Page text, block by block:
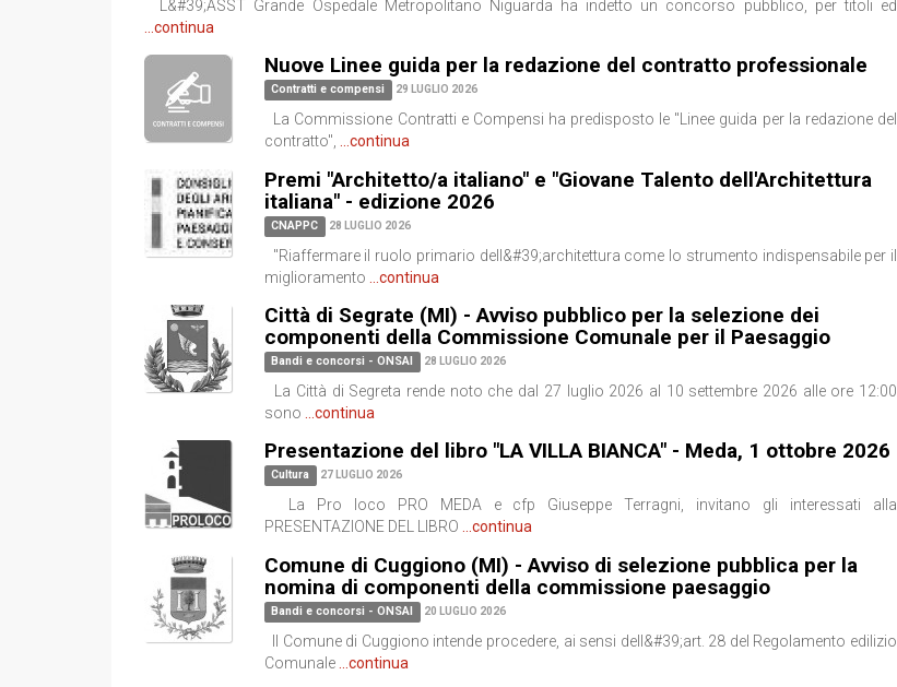
L&#39;ASST Grande Ospedale Metropolitano Niguarda ha indetto un concorso pubblico, per titoli ed
...continua
Nuove Linee guida per la redazione del contratto professionale
Contratti e compensi 29 LUGLIO 2026
La Commissione Contratti e Compensi ha predisposto le "Linee guida per la redazione del
contratto", ...continua
Premi "Architetto/a italiano" e "Giovane Talento dell'Architettura
italiana" - edizione 2026
CNAPPC 28 LUGLIO 2026
"Riaffermare il ruolo primario dell&#39;architettura come lo strumento indispensabile per il
miglioramento ...continua
Città di Segrate (MI) - Avviso pubblico per la selezione dei
componenti della Commissione Comunale per il Paesaggio
Bandi e concorsi - ONSAI 28 LUGLIO 2026
La Città di Segreta rende noto che dal 27 luglio 2026 al 10 settembre 2026 alle ore 12:00
sono ...continua
Presentazione del libro "LA VILLA BIANCA" - Meda, 1 ottobre 2026
Cultura 27 LUGLIO 2026
La Pro loco PRO MEDA e cfp Giuseppe Terragni, invitano gli interessati alla
PRESENTAZIONE DEL LIBRO ...continua
Comune di Cuggiono (MI) - Avviso di selezione pubblica per la
nomina di componenti della commissione paesaggio
Bandi e concorsi - ONSAI 20 LUGLIO 2026
Il Comune di Cuggiono intende procedere, ai sensi dell&#39;art. 28 del Regolamento edilizio
Comunale...continua